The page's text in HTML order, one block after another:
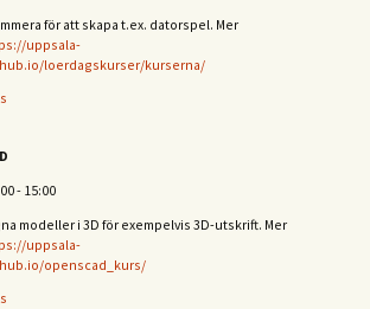
för att skapa t.ex. datorspel. Mer
uppsala-
loerdagskurser/kurserna/
- 15:00
modeller i 3D för exempelvis 3D-utskrift. Mer
uppsala-
openscad_kurs/